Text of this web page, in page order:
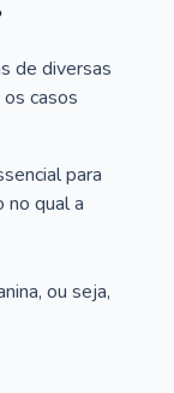
de diversas
casos
para
no qual a
ou seja,